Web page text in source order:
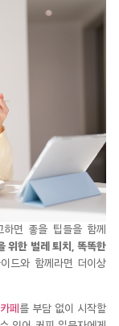
면 좋을 팁들을 함께
위한 벌레 퇴치, 똑똑한
드와 함께라면
더이상
페 를 부담 없이 시작할